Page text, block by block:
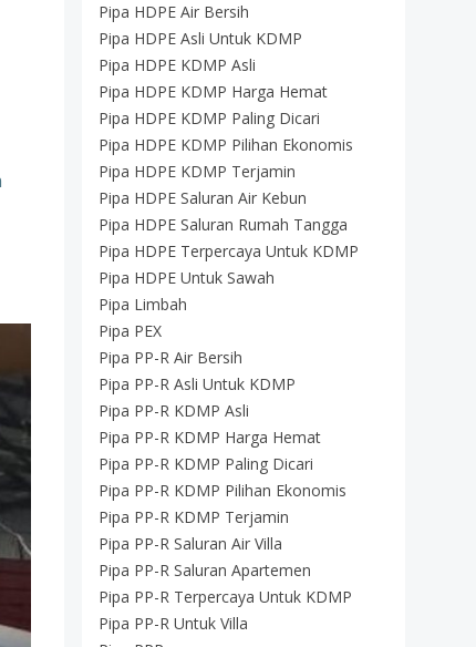
Pipa HDPE Air Bersih
Pipa HDPE Asli Untuk KDMP
Pipa HDPE KDMP Asli
Pipa HDPE KDMP Harga Hemat
Pipa HDPE KDMP Paling Dicari
Pipa HDPE KDMP Pilihan Ekonomis
Pipa HDPE KDMP Terjamin
Pipa HDPE Saluran Air Kebun
Pipa HDPE Saluran Rumah Tangga
Pipa HDPE Terpercaya Untuk KDMP
Pipa HDPE Untuk Sawah
Pipa Limbah
Pipa PEX
Pipa PP-R Air Bersih
Pipa PP-R Asli Untuk KDMP
Pipa PP-R KDMP Asli
Pipa PP-R KDMP Harga Hemat
Pipa PP-R KDMP Paling Dicari
Pipa PP-R KDMP Pilihan Ekonomis
Pipa PP-R KDMP Terjamin
Pipa PP-R Saluran Air Villa
Pipa PP-R Saluran Apartemen
Pipa PP-R Terpercaya Untuk KDMP
Pipa PP-R Untuk Villa